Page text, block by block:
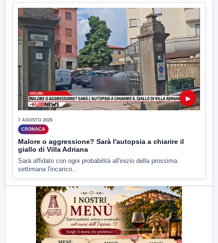
▶
7 AGOSTO 2026
CRONACA
Malore o aggressione? Sarà l'autopsia a chiarire il
giallo di Villa Adriana
Sarà affidato con ogni probabilità all'inizio della prossima
settimana l'incarico...